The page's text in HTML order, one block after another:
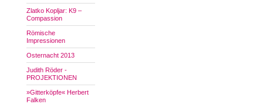
Zlatko Kopljar: K9 –
Compassion
Römische
Impressionen
Osternacht 2013
Judith Röder -
PROJEKTIONEN
»Gitterköpfe« Herbert
Falken